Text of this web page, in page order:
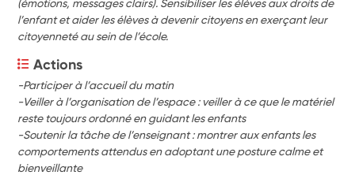
(émotions, messages clairs). Sensibiliser les élèves aux droits de
l’enfant et aider les élèves à devenir citoyens en exerçant leur
citoyenneté au sein de l’école.
Actions
-Participer à l’accueil du matin
-Veiller à l’organisation de l’espace : veiller à ce que le matériel
reste toujours ordonné en guidant les enfants
-Soutenir la tâche de l’enseignant : montrer aux enfants les
comportements attendus en adoptant une posture calme et
bienveillante